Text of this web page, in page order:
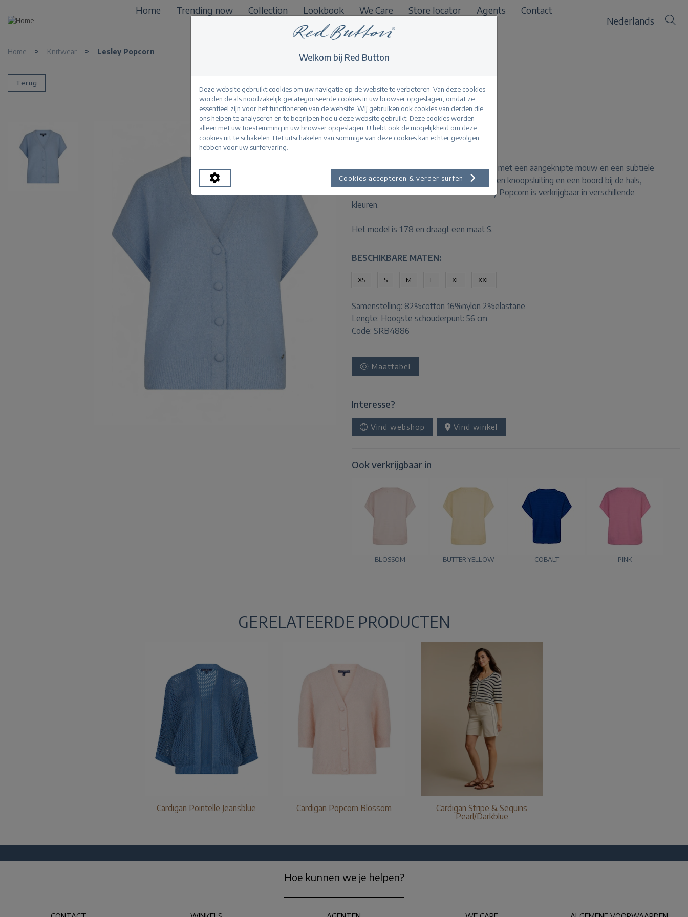
Home Trending now Collection Lookbook We Care Store locator Agents
Contact
B2B
Nederlands
Home > Knitwear > Lesley Popcorn
Terug
Lesley Popcorn lightblue
De Lesley Popcorn is een gebreid vestje met een aangeknipte mouw en een subtiele
bouclé look. Het vest heeft een V-hals, een knoopsluiting en een boord bij de hals,
mouwen en aan de onderkant. De Lesley Popcorn is verkrijgbaar in verschillende
kleuren.
Het model is 1.78 en draagt een maat S.
BESCHIKBARE MATEN:
XS S M L XL XXL
Samenstelling: 82%cotton 16%nylon 2%elastane
Lengte: Hoogste schouderpunt: 56 cm
Code: SRB4886
Maattabel
Interesse?
Vind webshop Vind winkel
Ook verkrijgbaar in
BLOSSOM BUTTER YELLOW COBALT PINK
GERELATEERDE PRODUCTEN
Cardigan Pointelle Jeansblue Cardigan Popcorn Blossom
Cardigan Stripe & Sequins
Pearl/Darkblue
Welkom bij Red Button
Deze website gebruikt cookies om uw navigatie op de website te verbeteren. Van deze cookies
worden de als noodzakelijk gecategoriseerde cookies in uw browser opgeslagen, omdat ze
essentieel zijn voor het functioneren van de website. Wij gebruiken ook cookies van derden die
ons helpen te analyseren en te begrijpen hoe u deze website gebruikt. Deze cookies worden
alleen met uw toestemming in uw browser opgeslagen. U hebt ook de mogelijkheid om deze
cookies uit te schakelen. Het uitschakelen van sommige van deze cookies kan echter gevolgen
hebben voor uw surfervaring.
Cookies accepteren & verder surfen
Hoe kunnen we je helpen?